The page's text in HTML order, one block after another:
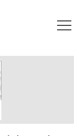
LCD/E-paper
LCD/E-paper